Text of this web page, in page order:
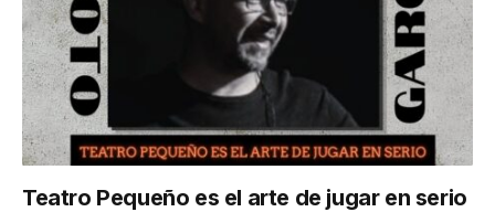
Teatro Pequeño es el arte de jugar en serio